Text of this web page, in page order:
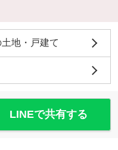
地・戸建て
LINEで共有する